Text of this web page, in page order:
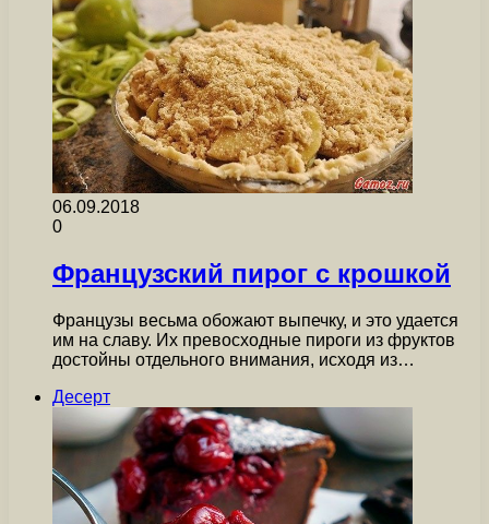
06.09.2018
0
Французский пирог с крошкой
Французы весьма обожают выпечку, и это удается
им на славу. Их превосходные пироги из фруктов
достойны отдельного внимания, исходя из…
Десерт